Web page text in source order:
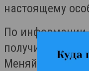
настоящему
По
получивший
Меняйло